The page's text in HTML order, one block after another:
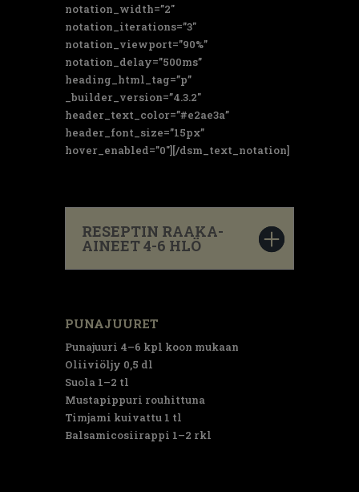
notation_width=”2″
notation_iterations=”3″
notation_viewport=”90%”
notation_delay=”500ms”
heading_html_tag=”p”
_builder_version=”4.3.2″
header_text_color=”#e2ae3a”
header_font_size=”15px”
hover_enabled=”0″][/dsm_text_notation]
RESEPTIN RAAKA-
AINEET 4-6 HLÖ
PUNAJUURET
Punajuuri 4–6 kpl koon mukaan
Oliiviöljy 0,5 dl
Suola 1–2 tl
Mustapippuri rouhittuna
Timjami kuivattu 1 tl
Balsamicosiirappi 1–2 rkl